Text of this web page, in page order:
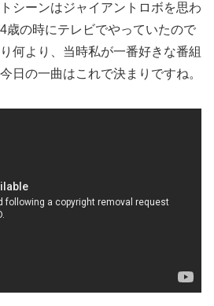
シーンはジャイアントロボを思わ
歳の時にテレビでやっていたので
何より、当時私が一番好きな番組
日の一曲はこれで決まりですね。